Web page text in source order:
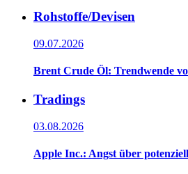
Rohstoffe/Devisen
09.07.2026
Brent Crude Öl: Trendwende
Tradings
03.08.2026
Apple Inc.: Angst über